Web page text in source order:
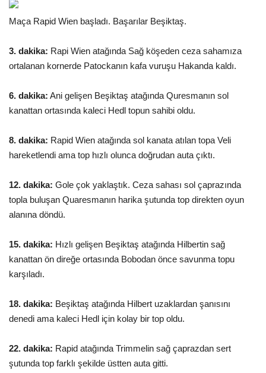
Maça Rapid Wien başladı. Başarılar Beşiktaş.
3. dakika: Rapi Wien atağında Sağ köşeden ceza sahamıza
ortalanan kornerde Patockanın kafa vuruşu Hakanda kaldı.
6. dakika: Ani gelişen Beşiktaş atağında Quresmanın sol
kanattan ortasında kaleci Hedl topun sahibi oldu.
8. dakika: Rapid Wien atağında sol kanata atılan topa Veli
hareketlendi ama top hızlı olunca doğrudan auta çıktı.
12. dakika: Gole çok yaklaştık. Ceza sahası sol çaprazında
topla buluşan Quaresmanın harika şutunda top direkten oyun
alanına döndü.
15. dakika: Hızlı gelişen Beşiktaş atağında Hilbertin sağ
kanattan ön direğe ortasında Bobodan önce savunma topu
karşıladı.
18. dakika: Beşiktaş atağında Hilbert uzaklardan şanısını
denedi ama kaleci Hedl için kolay bir top oldu.
22. dakika: Rapid atağında Trimmelin sağ çaprazdan sert
şutunda top farklı şekilde üstten auta gitti.